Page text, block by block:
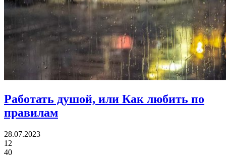
Работать душой, или Как любить по
правилам
28.07.2023
12
40